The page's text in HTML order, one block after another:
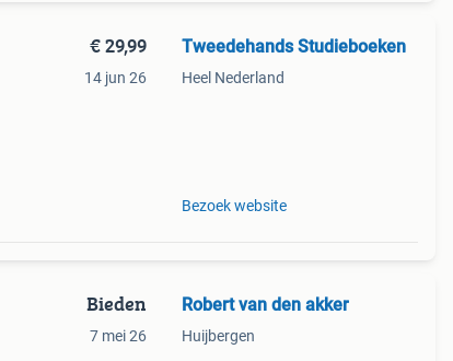
€ 29,99
14 jun 26
Tweedehands Studieboeken
Heel Nederland
Bezoek website
Bieden
7 mei 26
Robert van den akker
Huijbergen